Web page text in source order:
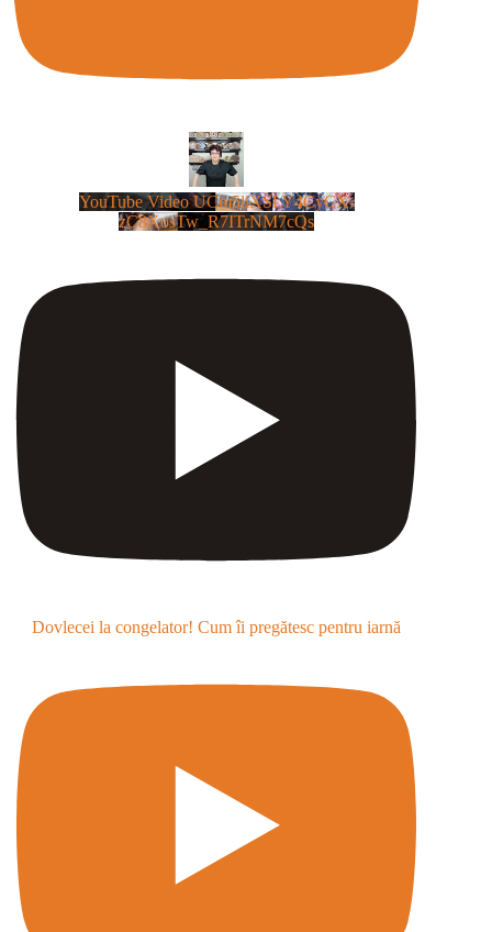
YouTube Video UCm5llXSLY4CyCX-
zC8XosTw_R7ITrNM7cQs
Dovlecei la congelator! Cum îi pregătesc pentru iarnă